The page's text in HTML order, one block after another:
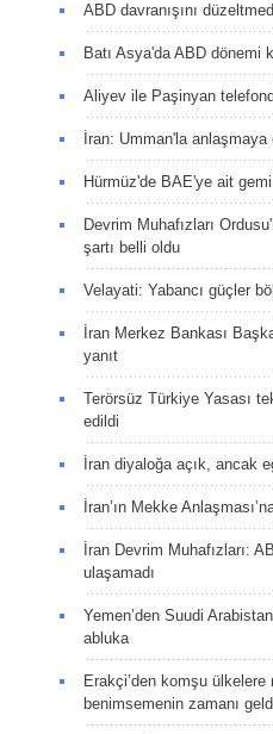
ABD davranışını
Batı Asya'da ABD dönemi
Aliyev ile Paşinyan
İran: Umman'la anlaşmaya
Hürmüz'de BAE'ye ait gemi
Devrim Muhafızları
şartı belli oldu
Velayati: Yabancı güçler
İran Merkez Bankası
yanıt
Terörsüz Türkiye Yasası
edildi
İran diyaloğa açık, ancak
İran’ın Mekke
İran Devrim Muhafızları:
ulaşamadı
Yemen’den Suudi
abluka
Erakçi’den komşu
benimsemenin zamanı